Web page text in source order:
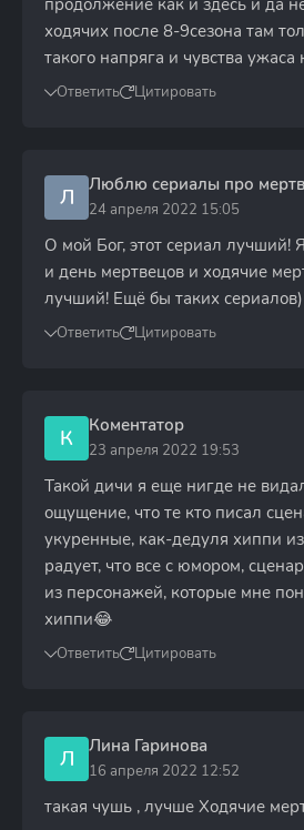
продолжение как и здесь и да
ходячих после 8-9сезона там
такого напряга и чувства
Ответить Цитировать
Л Люблю сериалы про
24 апреля 2022 15:05
О мой Бог, этот сериал лучший!
и день мертвецов и ходячие
лучший! Ещë бы таких сериалов)
Ответить Цитировать
К Коментатор
23 апреля 2022 19:53
Такой дичи я еще нигде не
ощущение, что те кто писал
укуренные, как-дедуля хиппи
радует, что все с юмором,
из персонажей, которые мне
хиппи😂
Ответить Цитировать
Л Лина Гаринова
16 апреля 2022 12:52
такая чушь , лучше Ходячие